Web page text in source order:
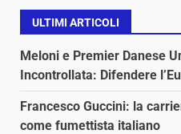
degli
articoli
ULTIMI ARTICOLI
Meloni e Premier Danese
Incontrollata: Difendere
Francesco Guccini: la
come fumettista italiano